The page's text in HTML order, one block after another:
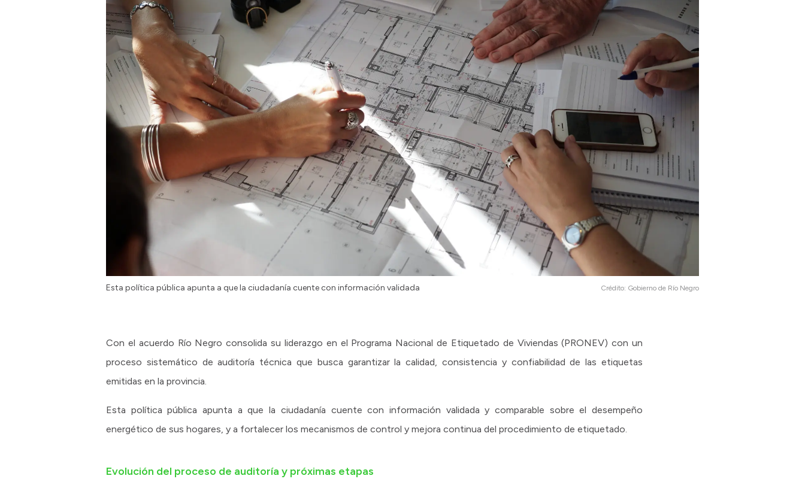
Esta política pública apunta a que la ciudadanía cuente con información validada Crédito: Gobierno de Río Negro
Con el acuerdo Río Negro consolida su liderazgo en el Programa Nacional de Etiquetado de Viviendas (PRONEV) con un
proceso sistemático de auditoría técnica que busca garantizar la calidad, consistencia y confiabilidad de las etiquetas
emitidas en la provincia.
Esta política pública apunta a que la ciudadanía cuente con información validada y comparable sobre el desempeño
energético de sus hogares, y a fortalecer los mecanismos de control y mejora continua del procedimiento de etiquetado.
Evolución del proceso de auditoría y próximas etapas